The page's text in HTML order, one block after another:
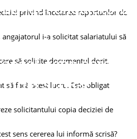
angajatorul
de demisie
sens cererea
scrisă?
privind încetarea raporturilor de
angajatorul i-a solicitat salariatului să
să solicite documentul dorit.
să facă acest lucru. Este obligat
solicitantului copia deciziei de
sens cererea lui informă scrisă?